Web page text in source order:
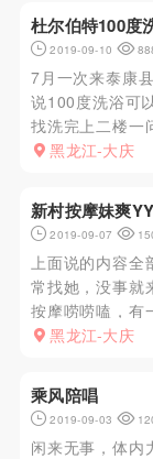
杜尔伯特100度
2019-09-10
7月一次来泰康
说100度洗浴可
找洗完上二楼一
滨的好各种要求
黑龙江-大庆
新村按摩妹爽YY
2019-09-07
上面说的内容全
常找她，没事就
按摩唠唠嗑，有
也没找到啥好地
诉我去附近的宾...
黑龙江-大庆
乘风陪唱
2019-09-03
闲来无事，体内